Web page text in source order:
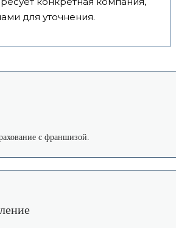
для уточнения.
с франшизой.